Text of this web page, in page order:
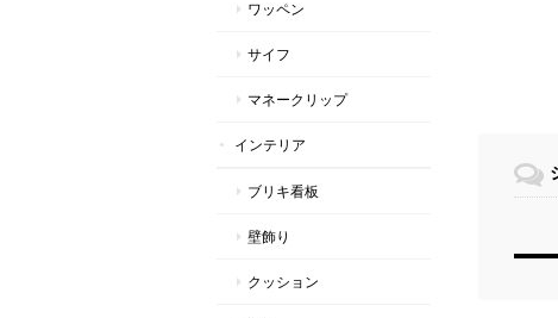
ワッペン
サイフ
マネークリップ
インテリア
ブリキ看板
壁飾り
クッション